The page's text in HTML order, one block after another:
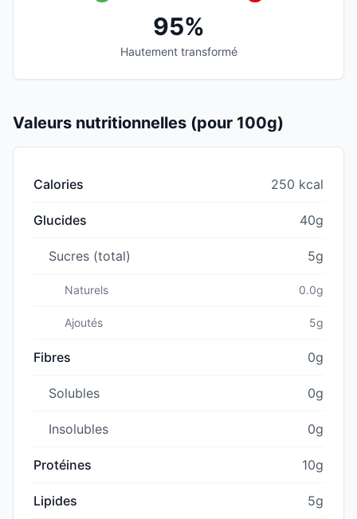
95%
Hautement transformé
Valeurs nutritionnelles (pour 100g)
Calories 250 kcal
Glucides 40g
Sucres (total) 5g
Naturels 0.0g
Ajoutés 5g
Fibres 0g
Solubles 0g
Insolubles 0g
Protéines 10g
Lipides 5g